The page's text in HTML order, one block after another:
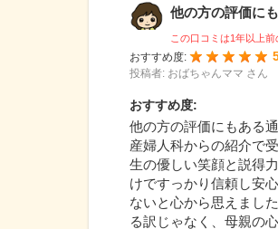
他の方の評価に
この口コミは1年以上
おすすめ度:
投稿者: おばちゃんママ さん
おすすめ度:
他の方の評価にもある
産婦人科からの紹介で
生の優しい笑顔と説得
けですっかり信頼し安
ないと心から思えまし
る訳じゃなく、母親の